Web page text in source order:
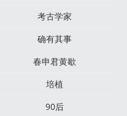
考古学家
确有其事
春申君黄歇
培植
90后